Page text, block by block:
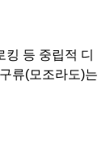
등 중립적 디
류(모조라도)는